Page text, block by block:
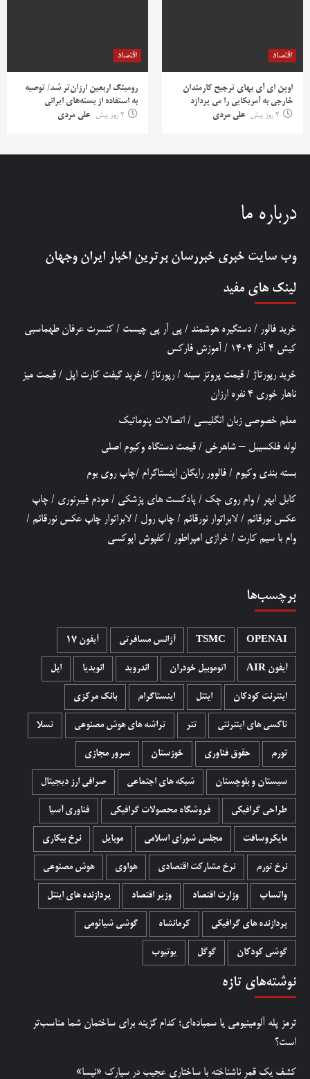
اقتصاد
اوپن ای آی بهای ترجیح کارمندان
خارجی به آمریکایی را می پردازد
2 روز پیش
علی مردی
اقتصاد
رومینگ اربعین ارزان‌تر شد/ توصیه
به استفاده از بسته‌های ایرانی
2 روز پیش
علی مردی
درباره ما
وب سایت خبری خبررسان برترین اخبار ایران وجهان
لینک های مفید
خرید فالور / دستگیره هوشمند / پی آر پی چیست / کنسرت عرفان طهماسبی
کیش 4 آذر 1404
/ آموزش فارکس
خرید رپورتاژ / قیمت پروتز سینه /رپورتاژ / خرید گیفت کارت اپل / قیمت میز
ناهار خوری 4 نفره ارزان
معلم خصوصی زبان انگلیسی / اتصالات پنوماتیک
لوله فلکسیبل – شاهرخی / قیمت دستگاه وکیوم اصلی
بسته بندی وکیوم / فالوور رایگان اینستاگرام /چاپ روی بوم
کابل ابهر / وام روی چک / پادکست های پزشکی / مودم فیبرنوری / چاپ
عکس نورقائم / لابراتوار نورقائم / چاپ رول / لابراتوار چاپ عکس نورقائم /
وام با سیم کارت / خرازی امپراطور / کفپوش اپوکسی
برچسب‌ها
OPENAI
TSMC آژانس مسافرتی آیفون 17
آیفون AIR اتوموبیل خودران اندروید انویدیا اپل
اینترنت کودکان اینتل اینستاگرام بانک مرکزی
تاکسی های اینترنتی تتر تراشه های هوش مصنوعی تسلا
تورم حقوق فناوری خوزستان سرور مجازی
سیستان و بلوچستان شبکه های اجتماعی صرافی ارز دیجیتال
طراحی گرافیکی فروشگاه محصولات گرافيکی فناوری آسیا
مایکروسافت مجلس شورای اسلامی موبایل نرخ بیکاری
نرخ تورم نرخ مشارکت اقتصادی هواوی هوش مصنوعی
واتساپ وزارت اقتصاد وزیر اقتصاد پردازنده های اینتل
پردازنده های گرافیکی کرمانشاه گوشی شیائومی
گوشی کودکان گوگل یوتیوب
نوشته‌های تازه
ترمز پله آلومینیومی یا سمباده‌ای؛ کدام گزینه برای ساختمان شما مناسب‌تر
است؟
کشف یک قمر ناشناخته با ساختاری عجیب در سیارک «نیسا»